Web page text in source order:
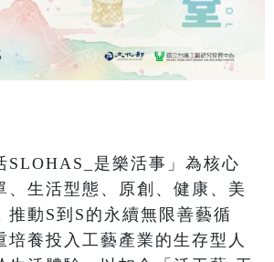
SLOHAS_是樂活事」為核心
、生活型態、原創、健康、美
推動S到S的永續無限善藝循
培養投入工藝產業的生存型人